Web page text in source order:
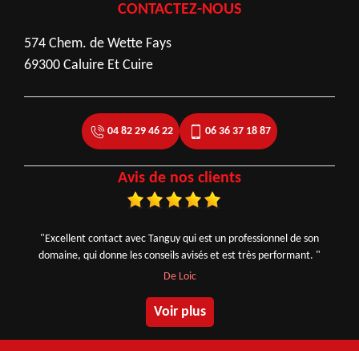
CONTACTEZ-NOUS
574 Chem. de Wette Fays
69300 Caluire Et Cuire
04 82 29 46 22 06 36 37 18 87
Avis de nos clients
"Excellent contact avec Tanguy qui est un professionnel de son
domaine, qui donne les conseils avisés et est très performant. "
De Loic
Voir plus